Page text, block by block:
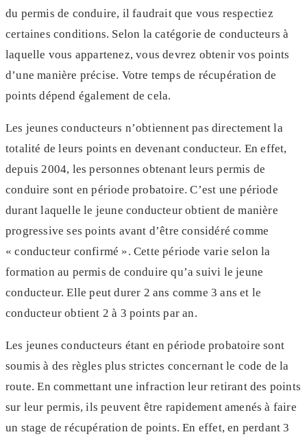
du permis de conduire, il faudrait que vous respectiez
certaines conditions. Selon la catégorie de conducteurs à
laquelle vous appartenez, vous devrez obtenir vos points
d’une manière précise. Votre temps de récupération de
points dépend également de cela.
Les jeunes conducteurs n’obtiennent pas directement la
totalité de leurs points en devenant conducteur. En effet,
depuis 2004, les personnes obtenant leurs permis de
conduire sont en période probatoire. C’est une période
durant laquelle le jeune conducteur obtient de manière
progressive ses points avant d’être considéré comme
« conducteur confirmé ». Cette période varie selon la
formation au permis de conduire qu’a suivi le jeune
conducteur. Elle peut durer 2 ans comme 3 ans et le
conducteur obtient 2 à 3 points par an.
Les jeunes conducteurs étant en période probatoire sont
soumis à des règles plus strictes concernant le code de la
route. En commettant une infraction leur retirant des points
sur leur permis, ils peuvent être rapidement amenés à faire
un stage de récupération de points. En effet, en perdant 3